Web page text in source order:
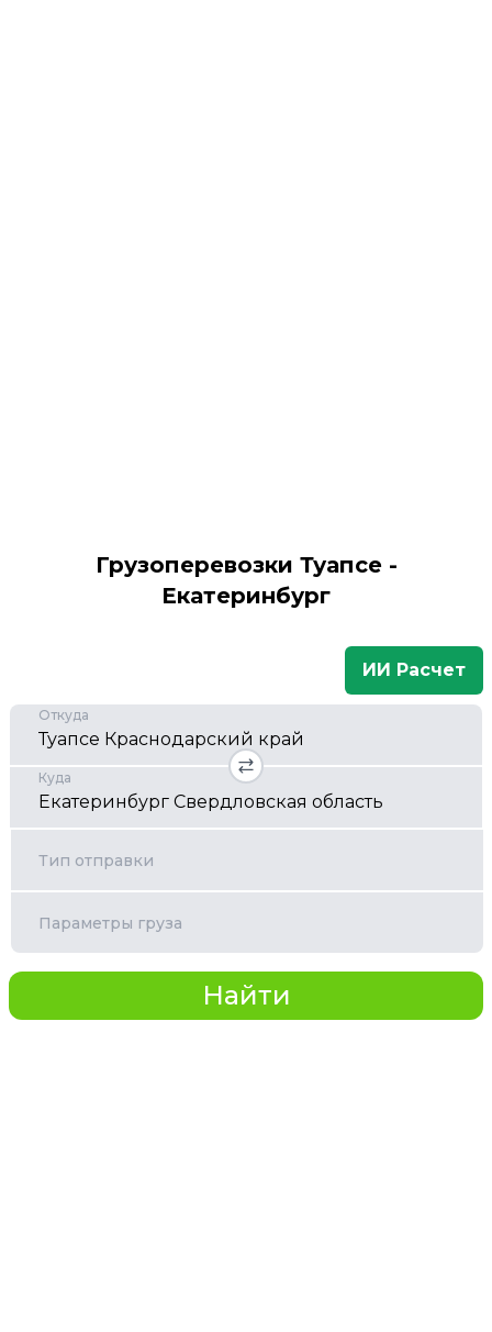
Грузоперевозки Туапсе -
Екатеринбург
ИИ Расчет
Откуда
Куда
Тип отправки
Параметры груза
Найти